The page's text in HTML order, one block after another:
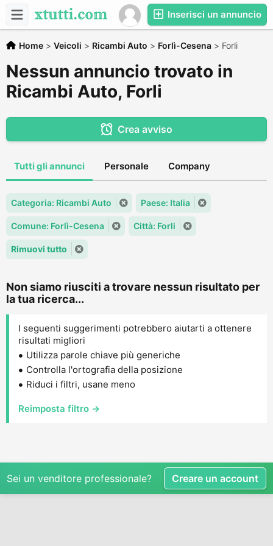
Inserisci un annuncio
Home > Veicoli > Ricambi Auto > Forlì-Cesena > Forli
Nessun annuncio trovato in
Ricambi Auto, Forli
Crea avviso
Tutti gli annunci Personale Company
Categoria: Ricambi Auto Paese: Italia
Comune: Forlì-Cesena Città: Forli
Rimuovi tutto
Non siamo riusciti a trovare nessun risultato per
la tua ricerca...
I seguenti suggerimenti potrebbero aiutarti a ottenere
risultati migliori
Utilizza parole chiave più generiche
Controlla l'ortografia della posizione
Riduci i filtri, usane meno
Reimposta filtro →
Sei un venditore professionale? Creare un account